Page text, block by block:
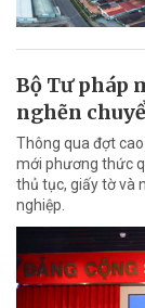
Bộ Tư pháp
nghẽn
Thông qua đợt
mới phương thức
thủ tục, giấy tờ và
nghiệp.